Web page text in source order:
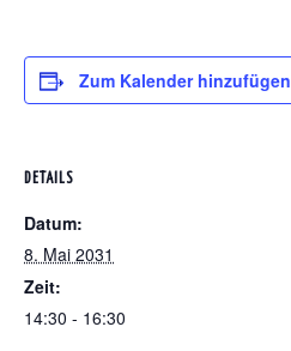
Zum Kalender hinzufügen
DETAILS
Datum:
8. Mai 2031
Zeit:
14:30 - 16:30